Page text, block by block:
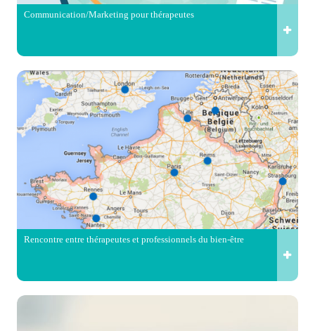
Communication/Marketing pour thérapeutes
Rencontre entre thérapeutes et professionnels du bien-être